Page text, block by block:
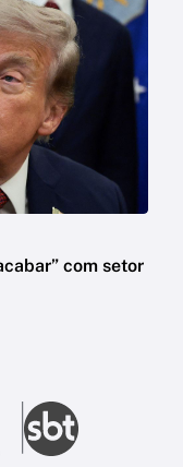
com setor